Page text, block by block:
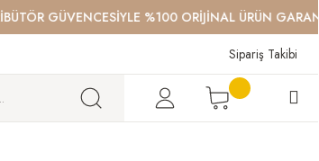
GÜVENCESİYLE %100 ORİJİNAL ÜRÜN
Sipariş Takibi